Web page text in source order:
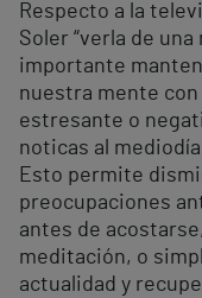
Respecto a la
Soler “verla de
importante
nuestra mente
estresante o
noticas al
Esto permite
preocupaciones
antes de
meditación, o
actualidad y